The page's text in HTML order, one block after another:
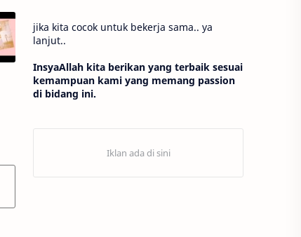
jika kita cocok untuk bekerja sama.. ya
lanjut..
InsyaAllah kita berikan yang terbaik sesuai
kemampuan kami yang memang passion
di bidang ini.